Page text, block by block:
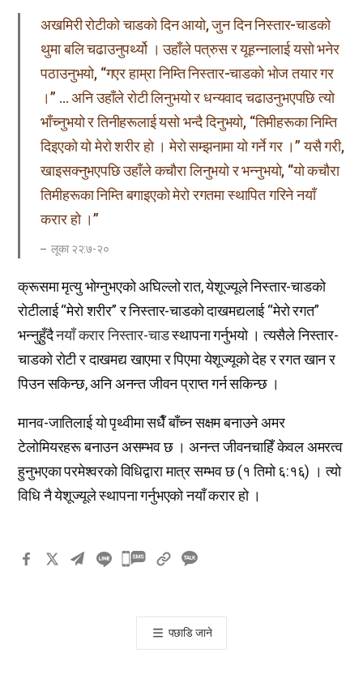
अखमिरी रोटीको चाडको दिन आयो, जुन दिन निस्तार-चाडको
थुमा बलि चढाउनुपर्थ्यो । उहाँले पत्रुस र यूहन्नालाई यसो भनेर
पठाउनुभयो, “गएर हाम्रा निम्ति निस्तार-चाडको भोज तयार गर
।” … अनि उहाँले रोटी लिनुभयो र धन्यवाद चढाउनुभएपछि त्यो
भाँच्नुभयो र तिनीहरूलाई यसो भन्दै दिनुभयो, “तिमीहरूका निम्ति
दिइएको यो मेरो शरीर हो । मेरो सम्झनामा यो गर्ने गर ।” यसै गरी,
खाइसक्नुभएपछि उहाँले कचौरा लिनुभयो र भन्नुभयो, “यो कचौरा
तिमीहरूका निम्ति बगाइएको मेरो रगतमा स्थापित गरिने नयाँ
करार हो ।”
लूका २२:७-२०
क्रूसमा मृत्यु भोग्नुभएको अघिल्लो रात, येशूज्यूले निस्तार-चाडको
रोटीलाई “मेरो शरीर” र निस्तार-चाडको दाखमद्यलाई “मेरो रगत”
भन्नुहुँदैनयाँ करारनिस्तार-चाडस्थापना गर्नुभयो । त्यसैले निस्तार-
चाडको रोटी र दाखमद्य खाएमा र पिएमा येशूज्यूको देह र रगत खान र
पिउन सकिन्छ, अनि अनन्त जीवन प्राप्त गर्न सकिन्छ ।
मानव-जातिलाई यो पृथ्वीमा सधैँ बाँच्न सक्षम बनाउने अमर
टेलोमियरहरू बनाउन असम्भव छ । अनन्त जीवनचाहिँ केवल अमरत्व
हुनुभएका परमेश्वरको विधिद्वारा मात्र सम्भव छ (­१ तिमो ६:१६) । त्यो
विधि नै येशूज्यूले स्थापना गर्नुभएको नयाँ करार हो ।
카
톡
공
पछाडि जाने